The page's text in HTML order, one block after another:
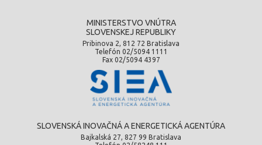
MINISTERSTVO VNÚTRA
SLOVENSKEJ REPUBLIKY
Pribinova 2, 812 72 Bratislava
Telefón 02/5094 1111
Fax 02/5094 4397
SLOVENSKÁ INOVAČNÁ A ENERGETICKÁ AGENTÚRA
Bajkalská 27, 827 99 Bratislava